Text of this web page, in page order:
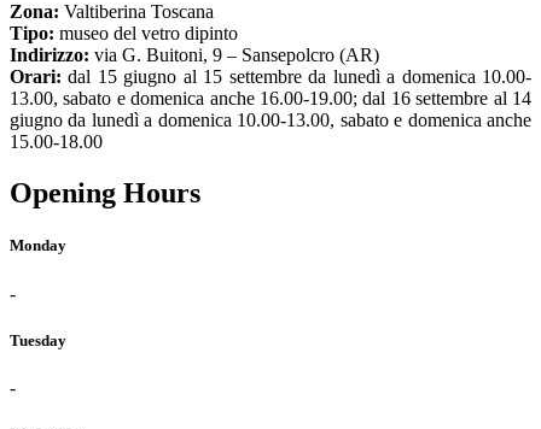
Zona: Valtiberina Toscana
Tipo: museo del vetro dipinto
Indirizzo: via G. Buitoni, 9 – Sansepolcro (AR)
Orari: dal 15 giugno al 15 settembre da lunedì a domenica 10.00-
13.00, sabato e domenica anche 16.00-19.00; dal 16 settembre al 14
giugno da lunedì a domenica 10.00-13.00, sabato e domenica anche
15.00-18.00
Opening Hours
Monday
-
Tuesday
-